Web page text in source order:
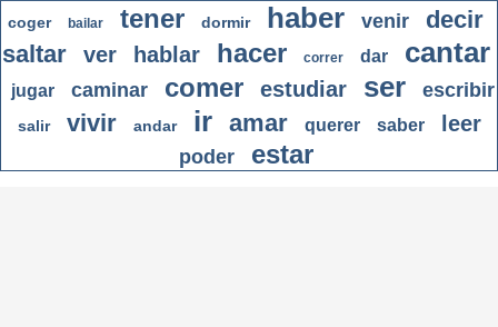
coger bailar tener dormir haber venir
decir
saltar
ver hablar hacer correr dar cantar
jugar caminar comer estudiar ser escribir
salir vivir andar ir amar querer saber leer
poder estar